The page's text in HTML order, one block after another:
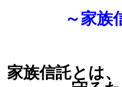
～家族
家族信託とは